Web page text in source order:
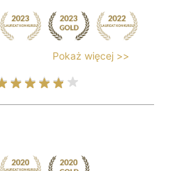
Pokaż więcej >>